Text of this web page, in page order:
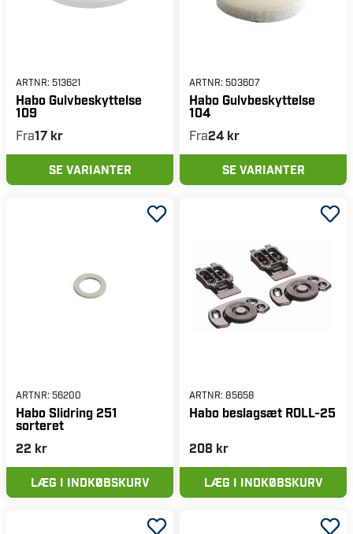
ARTNR: 513621
Habo Gulvbeskyttelse
109
Fra17 kr
SE VARIANTER
ARTNR: 503607
Habo Gulvbeskyttelse
104
Fra24 kr
SE VARIANTER
ARTNR: 56200
Habo Slidring 251
sorteret
22 kr
LÆG I INDKØBSKURV
ARTNR: 85658
Habo beslagsæt ROLL-25
208 kr
LÆG I INDKØBSKURV